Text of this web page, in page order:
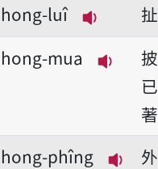
hong-luî
播放音
hong-mua
播放
hong-phîng